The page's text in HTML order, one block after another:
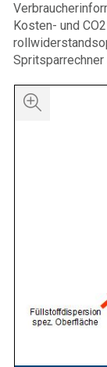
Kosten- und
Spritsparrechner